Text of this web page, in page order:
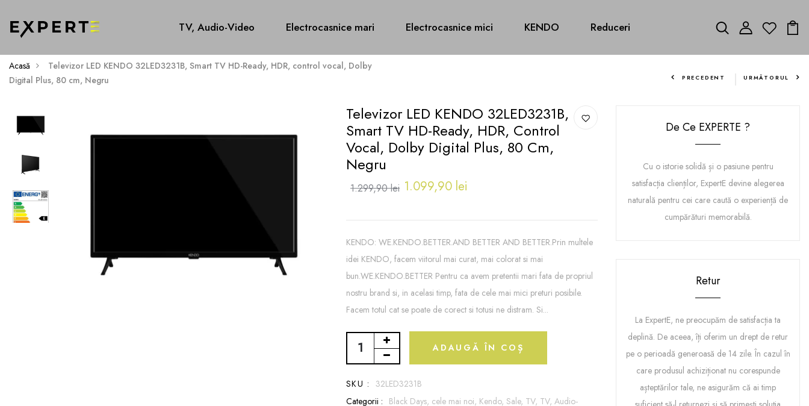
TV, Audio-Video Electrocasnice mari Electrocasnice mici KENDO Reduceri
Acasă
Televizor LED KENDO 32LED3231B, Smart TV HD-Ready, HDR, control vocal, Dolby
Digital Plus, 80 cm, Negru
PRECEDENT URMĂTORUL
Televizor LED KENDO 32LED3231B,
Smart TV HD-Ready, HDR, Control
Vocal, Dolby Digital Plus, 80 Cm,
Negru
1.299,90 lei 1.099,90 lei
KENDO: WE.KENDO.BETTER.AND BETTER AND BETTER.Prin multele
idei KENDO, facem viitorul mai curat, mai colorat si mai
bun.WE.KENDO.BETTER Pentru ca avem pretentii mari fata de propriul
nostru brand si, in acelasi timp, fata de cele mai mici preturi posibile.
Facem totul cat se poate de corect si totusi ne distram. Si...
ADAUGĂ ÎN COȘ
SKU : 32LED3231B
Categorii : Black Days, cele mai noi, Kendo, Sale, TV, TV, Audio-
De Ce EXPERTE ?
Cu o istorie solidă și o pasiune pentru
satisfacția clienților, ExpertE devine alegerea
naturală pentru cei care caută o experiență de
cumpărături memorabilă.
Retur
La ExpertE, ne preocupăm de satisfacția ta
deplină. De aceea, îți oferim un drept de retur
pe o perioadă generoasă de 14 zile. În cazul în
care produsul achiziționat nu corespunde
așteptărilor tale, ne asigurăm că ai timp